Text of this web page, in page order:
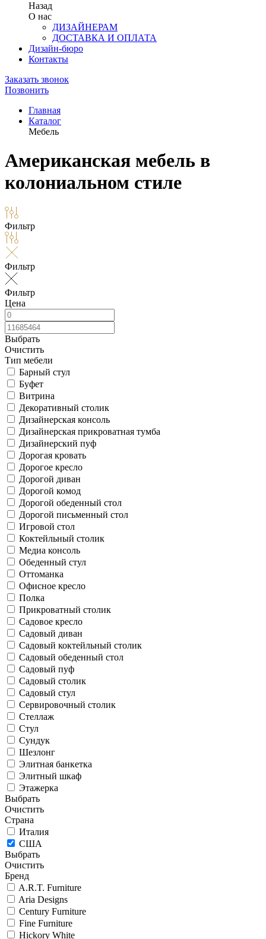
Назад
О нас
ДИЗАЙНЕРАМ
ДОСТАВКА И ОПЛАТА
Дизайн-бюро
Контакты
Заказать звонок
Позвонить
Главная
Каталог
Мебель
Американская мебель в
колониальном стиле
Фильтр
Фильтр
Фильтр
Цена
Выбрать
Очистить
Тип мебели
Барный стул
Буфет
Витрина
Декоративный столик
Дизайнерская консоль
Дизайнерская прикроватная тумба
Дизайнерский пуф
Дорогая кровать
Дорогое кресло
Дорогой диван
Дорогой комод
Дорогой обеденный стол
Дорогой письменный стол
Игровой стол
Коктейльный столик
Медиа консоль
Обеденный стул
Оттоманка
Офисное кресло
Полка
Прикроватный столик
Садовое кресло
Садовый диван
Садовый коктейльный столик
Садовый обеденный стол
Садовый пуф
Садовый столик
Садовый стул
Сервировочный столик
Стеллаж
Стул
Сундук
Шезлонг
Элитная банкетка
Элитный шкаф
Этажерка
Выбрать
Очистить
Страна
Италия
США
Выбрать
Очистить
Бренд
A.R.T. Furniture
Aria Designs
Century Furniture
Fine Furniture
Hickory White